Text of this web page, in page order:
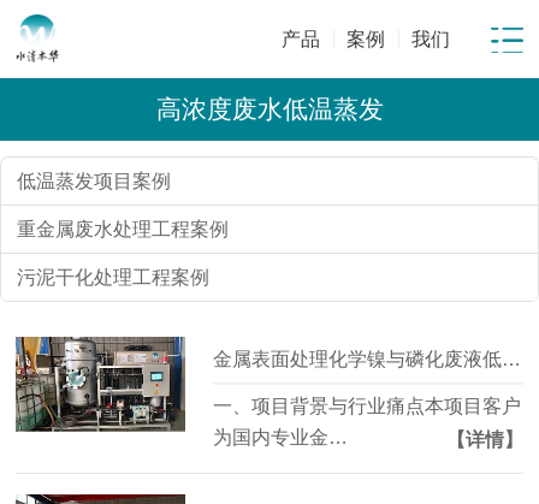
产品 案例 我们
高浓度废水低温蒸发
低温蒸发项目案例
重金属废水处理工程案例
污泥干化处理工程案例
金属表面处理化学镍与磷化废液低温蒸发减量项目 | 年节省委外成本超百万元
一、项目背景与行业痛点本项目客户
为国内专业金…
【详情】